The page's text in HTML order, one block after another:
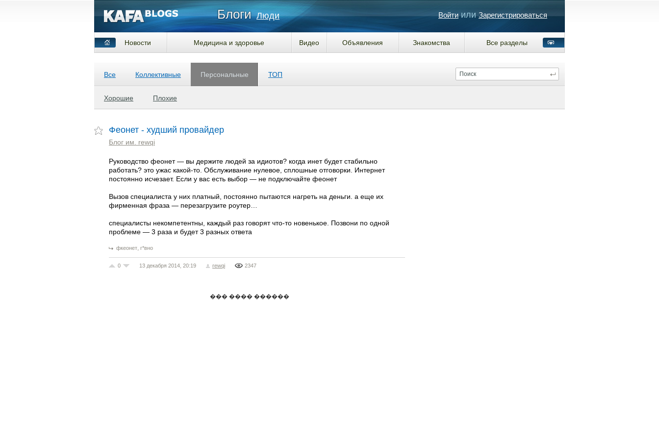
Блоги Люди ВойтиилиЗарегистрироваться
Новости Медицина и здоровье Видео Объявления Знакомства Все разделы
Все Коллективные Персональные
Хорошие Плохие
ТОП
Феонет - худший провайдер
Блог им. rewqi
Руководство феонет — вы держите людей за идиотов? когда инет будет стабильно
работать? это ужас какой-то. Обслуживание нулевое, сплошные отговорки. Интернет
постоянно исчезает. Если у вас есть выбор — не подключайте феонет
Вызов специалиста у них платный, постоянно пытаются нагреть на деньги. а еще их
фирменная фраза — перезагрузите роутер…
специалисты некомпетентны, каждый раз говорят что-то новенькое. Позвони по одной
проблеме — 3 раза и будет 3 разных ответа
фкеонет, г*вно
0 13 декабря 2014, 20:19 rewqi 2347
��� ���� ������